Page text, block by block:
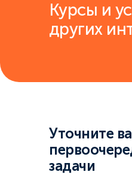
Курсы и
других
Уточните
задачи